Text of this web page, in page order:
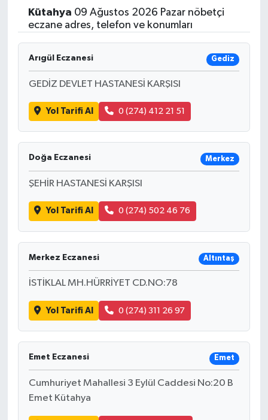
Kütahya 09 Ağustos 2026 Pazar nöbetçi
eczane adres, telefon ve konumları
Arıgül Eczanesi Gediz
GEDİZ DEVLET HASTANESİ KARŞISI
Yol Tarifi Al 0 (274) 412 21 51
Doğa Eczanesi Merkez
ŞEHİR HASTANESİ KARŞISI
Yol Tarifi Al 0 (274) 502 46 76
Merkez Eczanesi Altıntaş
İSTİKLAL MH.HÜRRİYET CD.NO:78
Yol Tarifi Al 0 (274) 311 26 97
Emet Eczanesi Emet
Cumhuriyet Mahallesi 3 Eylül Caddesi No:20 B
Emet Kütahya
Yaşam